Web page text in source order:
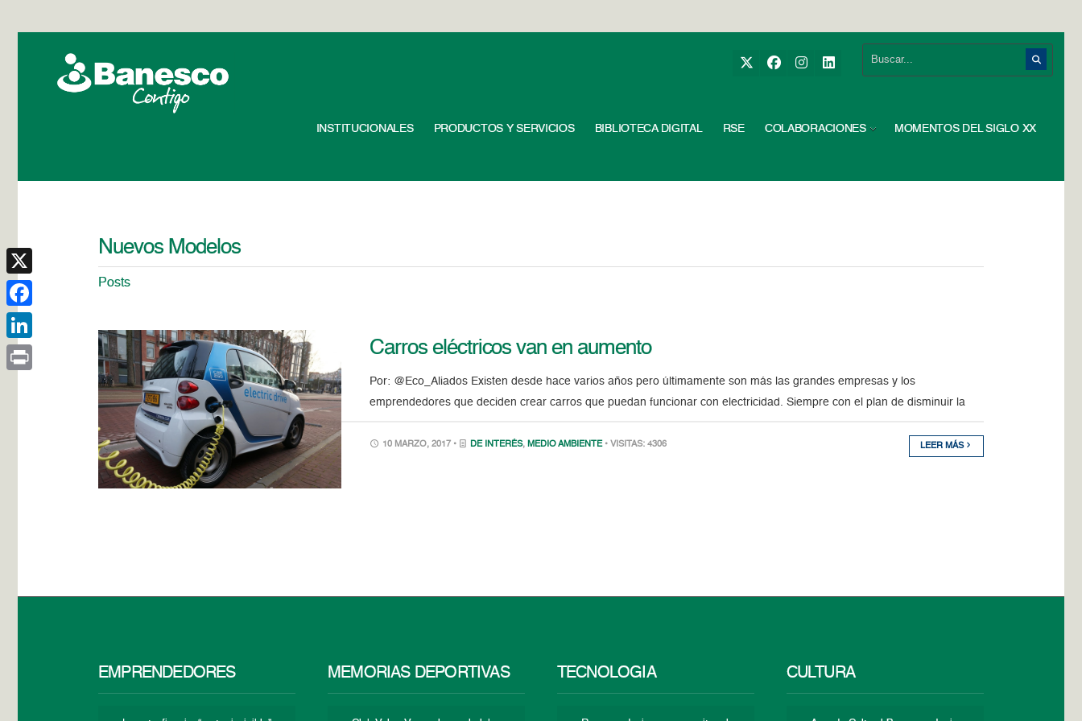
INSTITUCIONALES PRODUCTOS Y SERVICIOS BIBLIOTECA DIGITAL RSE COLABORACIONES MOMENTOS DEL SIGLO XX
Nuevos Modelos
Posts
Carros eléctricos van en aumento
Por: @Eco_Aliados Existen desde hace varios años pero últimamente son más las grandes empresas y los
emprendedores que deciden crear carros que puedan funcionar con electricidad. Siempre con el plan de disminuir la
10 MARZO, 2017 • DE INTERÉS, MEDIO AMBIENTE • VISITAS: 4306 LEER MÁS
EMPRENDEDORES MEMORIAS DEPORTIVAS TECNOLOGÍA CULTURA
X
Facebook
LinkedIn